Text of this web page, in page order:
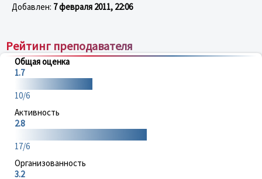
Добавлен: 7 февраля 2011, 22:06
Рейтинг преподавателя
Общая оценка
1.7
10/6
Активность
2.8
17/6
Организованность
3.2